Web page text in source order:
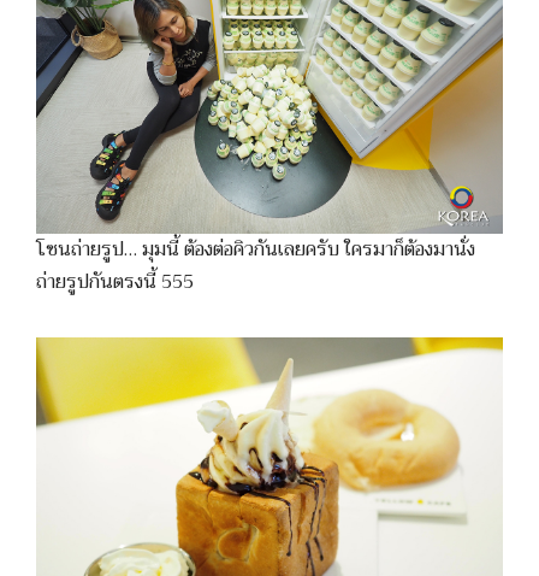
โซนถ่ายรูป… มุมนี้ ต้องต่อคิวกันเลยครับ ใครมาก็ต้องมานั่ง
ถ่ายรูปกันตรงนี้ 555